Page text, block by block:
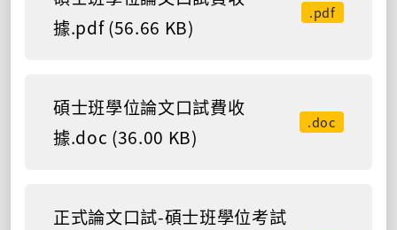
據.pdf (56.66 KB)
.pdf
碩士班學位論文口試費收
據.doc (36.00 KB)
.doc
正式論文口試-碩士班學位考試